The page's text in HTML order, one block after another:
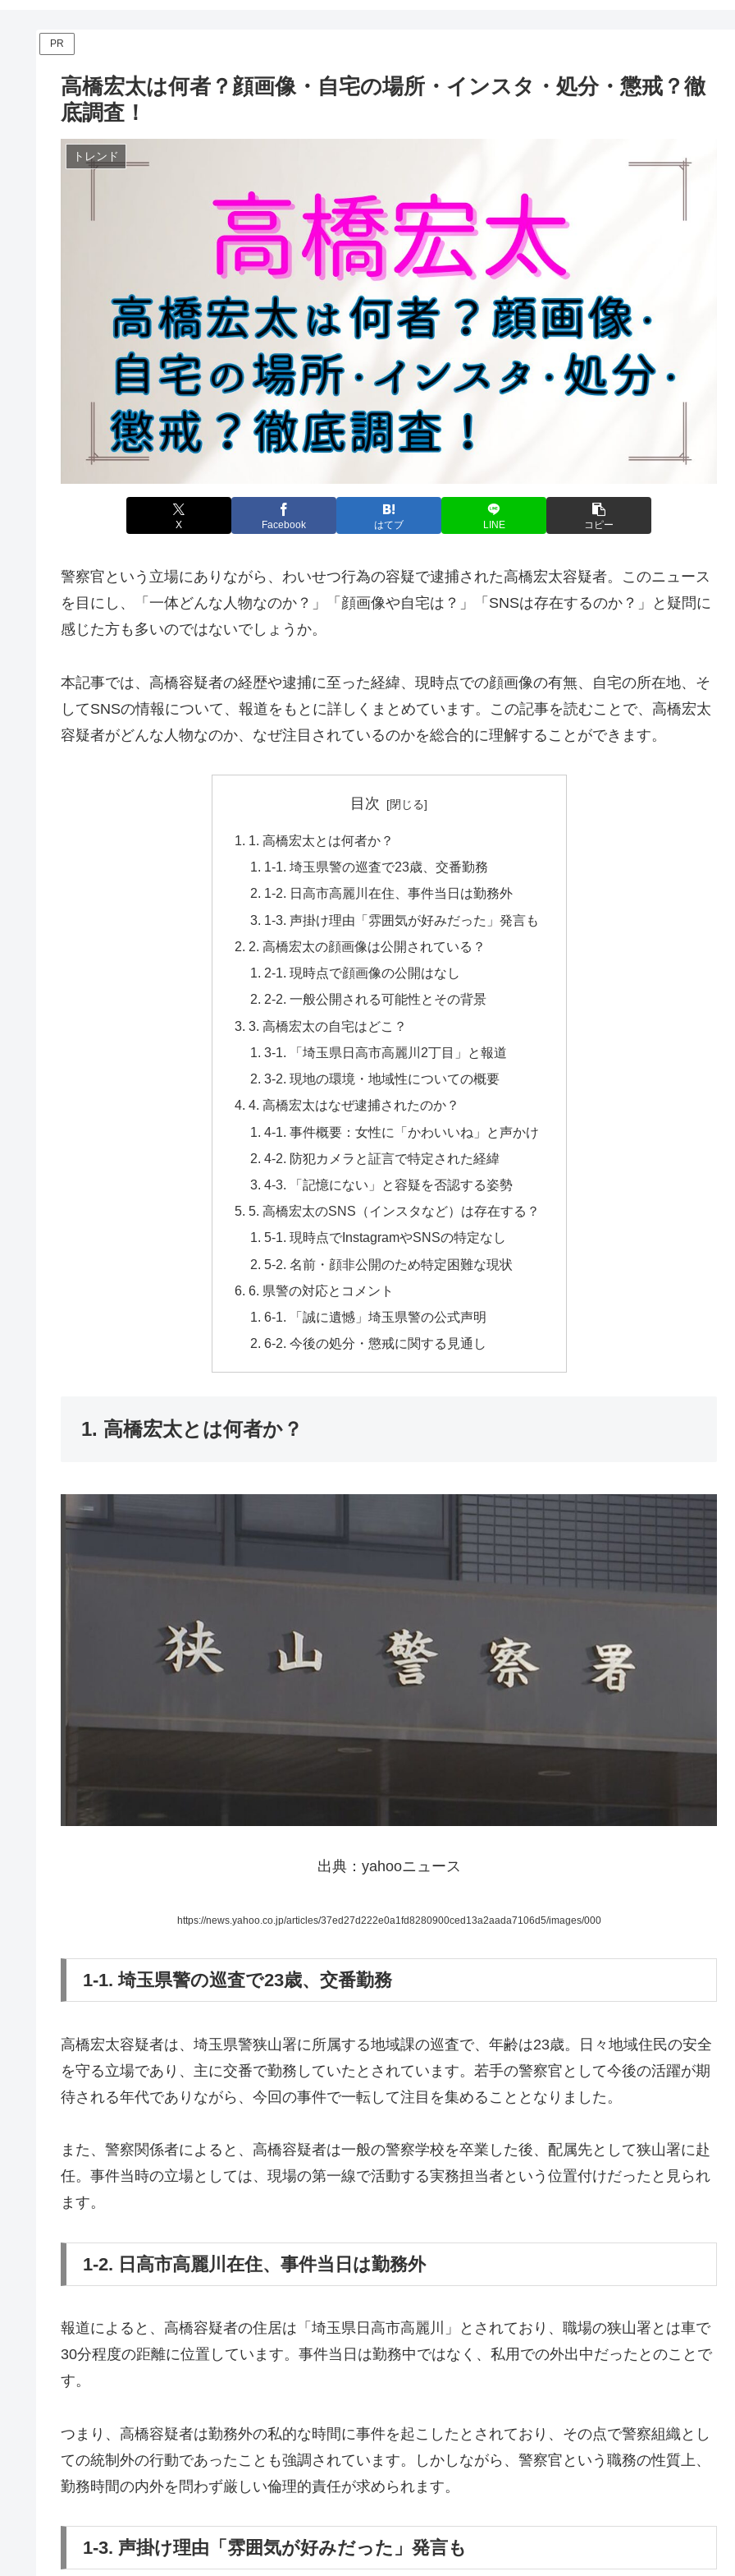
PR
高橋宏太は何者？顔画像・自宅の場所・インスタ・処分・懲戒？徹
底調査！
トレンド
X Facebook はてブ LINE コピー
警察官という立場にありながら、わいせつ行為の容疑で逮捕された高橋宏太容疑者。このニュース
を目にし、「一体どんな人物なのか？」「顔画像や自宅は？」「SNSは存在するのか？」と疑問に
感じた方も多いのではないでしょうか。
本記事では、高橋容疑者の経歴や逮捕に至った経緯、現時点での顔画像の有無、自宅の所在地、そ
してSNSの情報について、報道をもとに詳しくまとめています。この記事を読むことで、高橋宏太
容疑者がどんな人物なのか、なぜ注目されているのかを総合的に理解することができます。
目次
1. 高橋宏太とは何者か？
1-1. 埼玉県警の巡査で23歳、交番勤務
1-2. 日高市高麗川在住、事件当日は勤務外
1-3. 声掛け理由「雰囲気が好みだった」発言も
2. 高橋宏太の顔画像は公開されている？
2-1. 現時点で顔画像の公開はなし
2-2. 一般公開される可能性とその背景
3. 高橋宏太の自宅はどこ？
3-1. 「埼玉県日高市高麗川2丁目」と報道
3-2. 現地の環境・地域性についての概要
4. 高橋宏太はなぜ逮捕されたのか？
4-1. 事件概要：女性に「かわいいね」と声かけ
4-2. 防犯カメラと証言で特定された経緯
4-3. 「記憶にない」と容疑を否認する姿勢
5. 高橋宏太のSNS（インスタなど）は存在する？
5-1. 現時点でInstagramやSNSの特定なし
5-2. 名前・顔非公開のため特定困難な現状
6. 県警の対応とコメント
6-1. 「誠に遺憾」埼玉県警の公式声明
6-2. 今後の処分・懲戒に関する見通し
1. 高橋宏太とは何者か？
出典：yahooニュース
https://news.yahoo.co.jp/articles/37ed27d222e0a1fd8280900ced13a2aada7106d5/images/000
1-1. 埼玉県警の巡査で23歳、交番勤務
高橋宏太容疑者は、埼玉県警狭山署に所属する地域課の巡査で、年齢は23歳。日々地域住民の安全
を守る立場であり、主に交番で勤務していたとされています。若手の警察官として今後の活躍が期
待される年代でありながら、今回の事件で一転して注目を集めることとなりました。
また、警察関係者によると、高橋容疑者は一般の警察学校を卒業した後、配属先として狭山署に赴
任。事件当時の立場としては、現場の第一線で活動する実務担当者という位置付けだったと見られ
ます。
1-2. 日高市高麗川在住、事件当日は勤務外
報道によると、高橋容疑者の住居は「埼玉県日高市高麗川」とされており、職場の狭山署とは車で
30分程度の距離に位置しています。事件当日は勤務中ではなく、私用での外出中だったとのことで
す。
つまり、高橋容疑者は勤務外の私的な時間に事件を起こしたとされており、その点で警察組織とし
ての統制外の行動であったことも強調されています。しかしながら、警察官という職務の性質上、
勤務時間の内外を問わず厳しい倫理的責任が求められます。
1-3. 声掛け理由「雰囲気が好みだった」発言も